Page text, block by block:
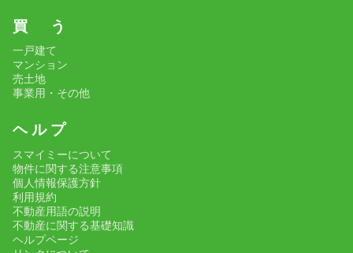
買 う
一戸建て
マンション
売土地
事業用・その他
ヘ ル プ
スマイミーについて
物件に関する注意事項
個人情報保護方針
利用規約
不動産用語の説明
不動産に関する基礎知識
ヘルプページ